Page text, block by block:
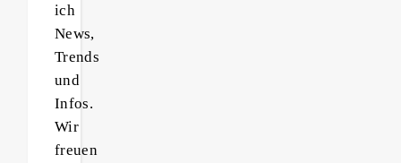
ich
News,
Trends
und
Infos.
Wir
freuen